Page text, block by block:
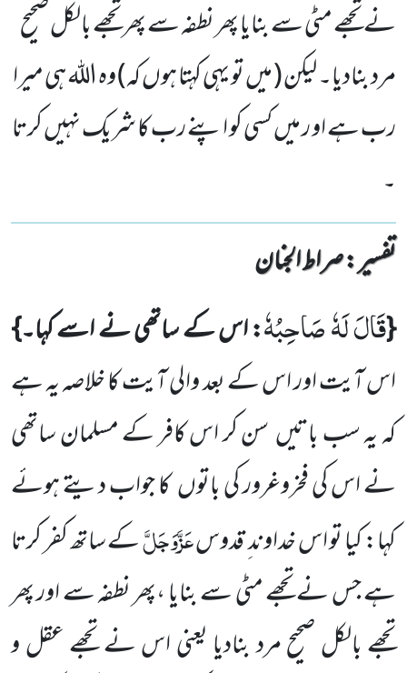
نے تجھے مٹی سے بنایا پھر نطفہ سے پھر تجھے بالکل صحیح
مرد بنادیا۔ لیکن ( میں تو یہی کہتا ہوں کہ) وہ اللہ ہی میرا
رب ہے او ر میں کسی کو اپنے رب کا شریک نہیں کرتا
۔
تفسیر : ‎صراط الجنان
{قَالَ لَهٗ صَاحِبُهٗ: اس کے ساتھی نے اسے کہا۔}
اس آیت اور اس کے بعد والی آیت کا خلاصہ یہ ہے
کہ یہ سب باتیں سن کر اس کافر کے مسلمان ساتھی
نے اس کی فخروغرور کی باتوں کا جواب دیتے ہوئے
کہا: کیا تو اس خداوند ِ قدوسعَزَّوَجَلَّکے ساتھ کفر کرتا
ہے جس نے تجھے مٹی سے بنایا ،پھر نطفہ سے اور پھر
تجھے بالکل صحیح مرد بنادیا یعنی اس نے تجھے عقل و